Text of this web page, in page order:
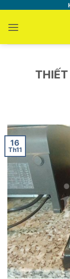
nội
dung
THIẾT
16
Th11